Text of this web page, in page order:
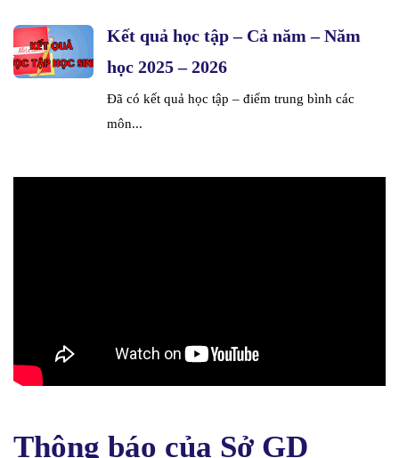
Kết quả học tập – Cả năm – Năm
học 2025 – 2026
Đã có kết quả học tập – điểm trung bình các
môn...
Thông báo của Sở GD